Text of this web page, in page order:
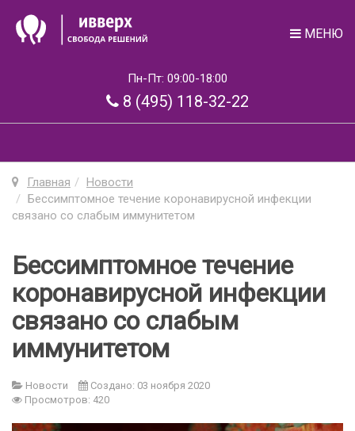
МЕНЮ
Пн-Пт: 09:00-18:00
8 (495) 118-32-22
Главная
Новости
Бессимптомное течение коронавирусной инфекции
связано со слабым иммунитетом
Бессимптомное течение
коронавирусной инфекции
связано со слабым
иммунитетом
Новости
Создано: 03 ноября 2020
Просмотров: 420